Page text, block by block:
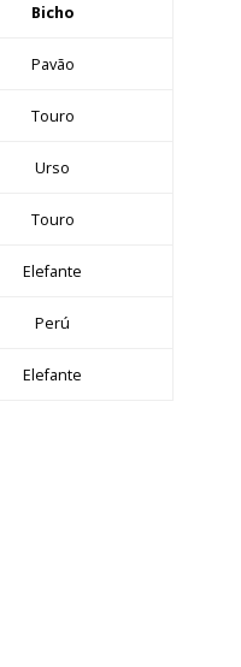
Bicho
Pavão
Touro
Urso
Touro
Elefante
Perú
Elefante